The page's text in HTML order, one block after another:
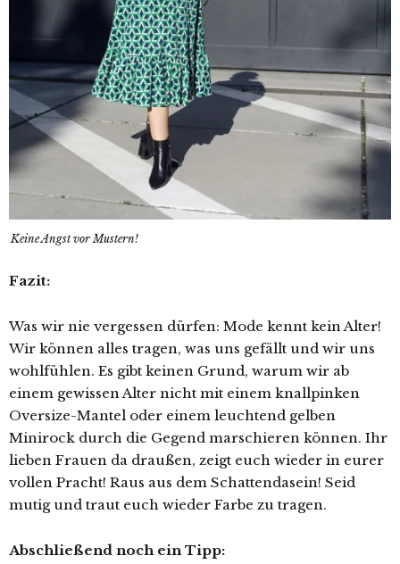
Keine Angst vor Mustern!
Fazit:
Was wir nie vergessen dürfen: Mode kennt kein Alter!
Wir können alles tragen, was uns gefällt und wir uns
wohlfühlen. Es gibt keinen Grund, warum wir ab
einem gewissen Alter nicht mit einem knallpinken
Oversize-Mantel oder einem leuchtend gelben
Minirock durch die Gegend marschieren können. Ihr
lieben Frauen da draußen, zeigt euch wieder in eurer
vollen Pracht! Raus aus dem Schattendasein! Seid
mutig und traut euch wieder Farbe zu tragen.
Abschließend noch ein Tipp: